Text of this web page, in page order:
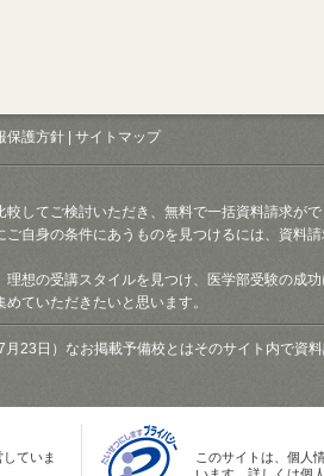
保護方針 サイトマップ
してご検討いただき、無料で一括資料請求がで
自身の条件にあうものを見つけるには、資料
想の受講スタイルを見つけ、医学部受験の成功
ていただきたいと思います。
23日）なお掲載予備校とはそのサイト内で資
ていま
このサイトは、個人
います。詳しくは個